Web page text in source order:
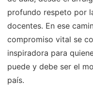
profundo respeto por
docentes. En ese
compromiso vital se
inspiradora para
puede y debe ser el
país.